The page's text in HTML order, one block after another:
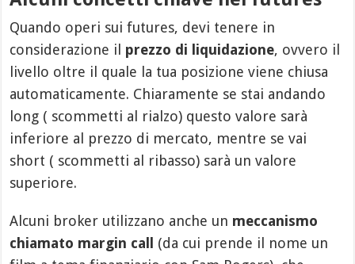
Quando operi sui futures, devi tenere in
considerazione il prezzo di liquidazione, ovvero il
livello oltre il quale la tua posizione viene chiusa
automaticamente. Chiaramente se stai andando
long ( scommetti al rialzo) questo valore sarà
inferiore al prezzo di mercato, mentre se vai
short ( scommetti al ribasso) sarà un valore
superiore.
Alcuni broker utilizzano anche un meccanismo
chiamato margin call
(da cui prende il nome un